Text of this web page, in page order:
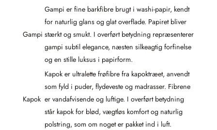
Gampi
Gampi er fine barkfibre brugt i washi-papir, kendt
for naturlig glans og glat overflade. Papiret bliver
stærkt og smukt. I overført betydning repræsenterer
gampi subtil elegance, næsten silkeagtig forfinelse
og en stille luksus i papirform.
Kapok
Kapok er ultralette frøfibre fra kapoktræet, anvendt
som fyld i puder, flydeveste og madrasser. Fibrene
er vandafvisende og luftige. I overført betydning
står kapok for blød, vægtløs komfort og naturlig
polstring, som om noget er pakket ind i luft.